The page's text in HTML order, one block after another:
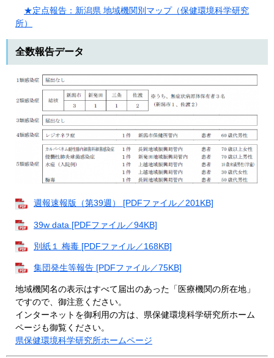
★定点報告：新潟県 地域機関別マップ（保健環境科学研究
所）
全数報告データ
週報速報版（第39週） [PDFファイル／201KB]
39w data [PDFファイル／94KB]
別紙１ 梅毒 [PDFファイル／168KB]
集団発生等報告 [PDFファイル／75KB]
地域機関名の表示はすべて届出のあった「医療機関の所在地」
ですので、御注意ください。
インターネットを御利用の方は、県保健環境科学研究所ホーム
ページも御覧ください。
県保健環境科学研究所ホームページ